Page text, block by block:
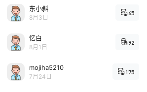
东小斜
8月3日
65
忆白
8月1日
92
mojiha5210
7月24日
175